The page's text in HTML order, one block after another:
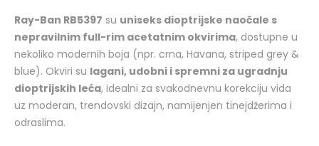
Ray-Ban RB5397 su uniseks dioptrijske naočale s
nepravilnim full-rim acetatnim okvirima, dostupne u
nekoliko modernih boja (npr. crna, Havana, striped grey &
blue). Okviri su lagani, udobni i spremni za ugradnju
dioptrijskih leća, idealni za svakodnevnu korekciju vida
uz moderan, trendovski dizajn, namijenjen tinejdžerima i
odraslima.